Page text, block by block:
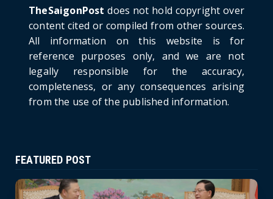
HOTNEWS
Politburo: Strictly Handle Acts of Using
Pirated Software, C...
June 21, 2026
TheSaigonPost does not hold copyright over
content cited or compiled from other sources.
All information on this website is for
reference purposes only, and we are not
legally responsible for the accuracy,
completeness, or any consequences arising
from the use of the published information.
FEATURED POST